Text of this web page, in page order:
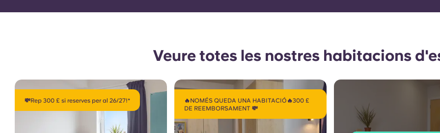
Veure totes les nostres habitacions
💸Rep 300 £ si reserves per al 26/27!*
🔥NOMÉS QUEDA UNA HABITACIÓ🔥300 £
DE REEMBORSAMENT 💸